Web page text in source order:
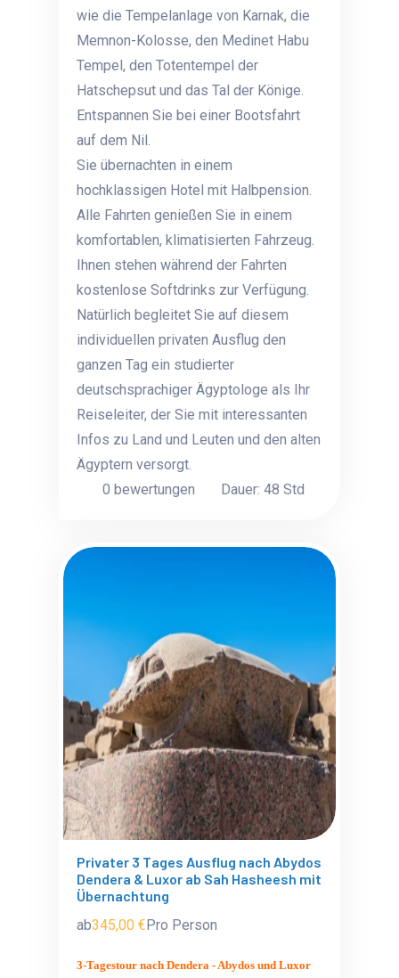
wie die Tempelanlage von Karnak, die
Memnon-Kolosse, den Medinet Habu
Tempel, den Totentempel der
Hatschepsut und das Tal der Könige.
Entspannen Sie bei einer Bootsfahrt
auf dem Nil.
Sie übernachten in einem
hochklassigen Hotel mit Halbpension.
Alle Fahrten genießen Sie in einem
komfortablen, klimatisierten Fahrzeug.
Ihnen stehen während der Fahrten
kostenlose Softdrinks zur Verfügung.
Natürlich begleitet Sie auf diesem
individuellen privaten Ausflug den
ganzen Tag ein studierter
deutschsprachiger Ägyptologe als Ihr
Reiseleiter, der Sie mit interessanten
Infos zu Land und Leuten und den alten
Ägyptern versorgt.
0 bewertungen
Dauer: 48 Std
Privater 3 Tages Ausflug nach Abydos
Dendera & Luxor ab Sah Hasheesh mit
Übernachtung
ab345,00 €Pro Person
3-Tagestour nach Dendera - Abydos und Luxor